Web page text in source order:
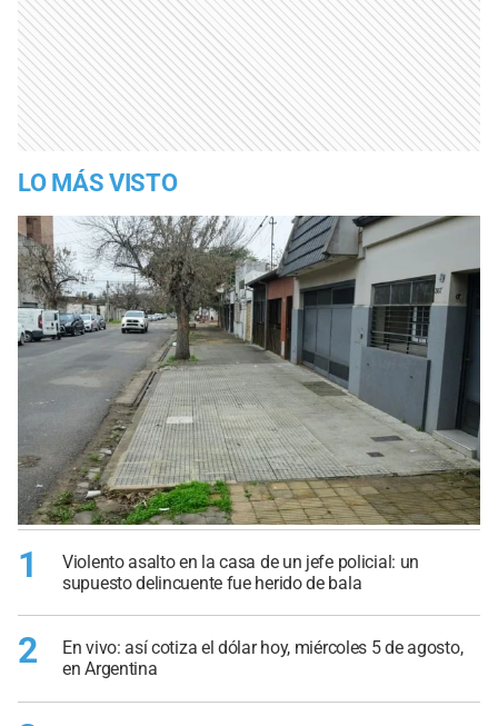
LO MÁS VISTO
1
Violento asalto en la casa de un jefe policial: un
supuesto delincuente fue herido de bala
2
En vivo: así cotiza el dólar hoy, miércoles 5 de agosto,
en Argentina